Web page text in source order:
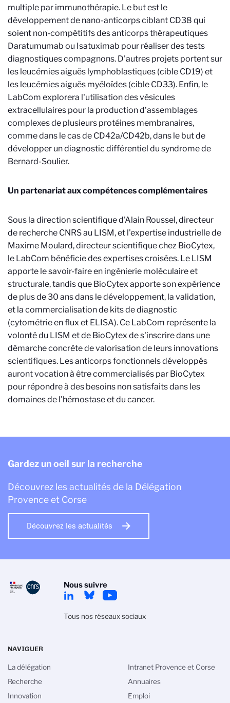
multiple par immunothérapie. Le but est le
développement de nano-anticorps ciblant CD38 qui
soient non-compétitifs des anticorps thérapeutiques
Daratumumab ou Isatuximab pour réaliser des tests
diagnostiques compagnons. D'autres projets portent sur
les leucémies aiguës lymphoblastiques (cible CD19) et
les leucémies aiguës myéloïdes (cible CD33). Enfin, le
LabCom explorera l'utilisation des vésicules
extracellulaires pour la production d’assemblages
complexes de plusieurs protéines membranaires,
comme dans le cas de CD42a/CD42b, dans le but de
développer un diagnostic différentiel du syndrome de
Bernard-Soulier.
Un partenariat aux compétences complémentaires
Sous la direction scientifique d'Alain Roussel, directeur
de recherche CNRS au LISM, et l'expertise industrielle de
Maxime Moulard, directeur scientifique chez BioCytex,
le LabCom bénéficie des expertises croisées. Le LISM
apporte le savoir-faire en ingénierie moléculaire et
structurale, tandis que BioCytex apporte son expérience
de plus de 30 ans dans le développement, la validation,
et la commercialisation de kits de diagnostic
(cytométrie en flux et ELISA). Ce LabCom représente la
volonté du LISM et de BioCytex de s'inscrire dans une
démarche concrète de valorisation de leurs innovations
scientifiques. Les anticorps fonctionnels développés
auront vocation à être commercialisés par BioCytex
pour répondre à des besoins non satisfaits dans les
domaines de l'hémostase et du cancer.
Gardez un oeil sur la recherche
Découvrez les actualités de la Délégation
Provence et Corse
Découvrez les actualités
Nous suivre
Tous nos réseaux sociaux
NAVIGUER
La délégation
Recherche
Innovation
Intranet Provence et Corse
Annuaires
Emploi